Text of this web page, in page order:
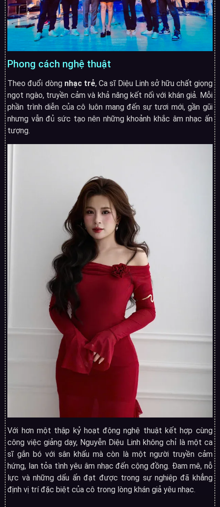
Phong cách nghệ thuật
Theo đuổi dòng nhạc trẻ, Ca sĩ Diệu Linh sở hữu chất giọng
ngọt ngào, truyền cảm và khả năng kết nối với khán giả. Mỗi
phần trình diễn của cô luôn mang đến sự tươi mới, gần gũi
nhưng vẫn đủ sức tạo nên những khoảnh khắc âm nhạc ấn
tượng.
Với hơn một thập kỷ hoạt động nghệ thuật kết hợp cùng
công việc giảng dạy, Nguyễn Diệu Linh không chỉ là một ca
sĩ gắn bó với sân khấu mà còn là một người truyền cảm
hứng, lan tỏa tình yêu âm nhạc đến cộng đồng. Đam mê, nỗ
lực và những dấu ấn đạt được trong sự nghiệp đã khẳng
định vị trí đặc biệt của cô trong lòng khán giả yêu nhạc.